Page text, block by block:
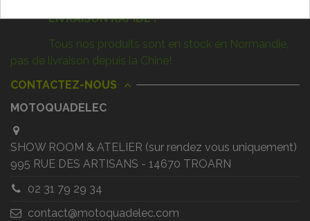
LIVRAISON RAPIDE !
Tous nos produits sont en stock en Normandie,
pas de livraison depuis la Chine!
CONTACTEZ-NOUS
MOTOQUADELEC
SHOW ROOM & ATELIER (sur rendez vous uniquement)
995 RUE DES ARTISANS - 14670 TROARN
02 31 79 29 34
contact@motoquadelec.com